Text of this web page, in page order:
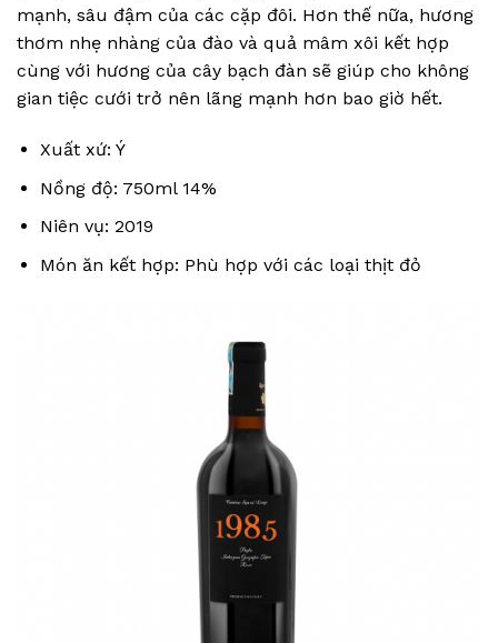
mạnh, sâu đậm của các cặp đôi. Hơn thế nữa, hương
thơm nhẹ nhàng của đào và quả mâm xôi kết hợp
cùng với hương của cây bạch đàn sẽ giúp cho không
gian tiệc cưới trở nên lãng mạnh hơn bao giờ hết.
Xuất xứ: Ý
Nồng độ: 750ml 14%
Niên vụ: 2019
Món ăn kết hợp: Phù hợp với các loại thịt đỏ